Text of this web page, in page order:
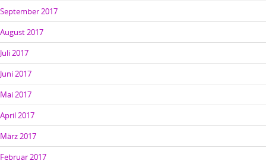
September 2017
August 2017
Juli 2017
Juni 2017
Mai 2017
April 2017
März 2017
Februar 2017